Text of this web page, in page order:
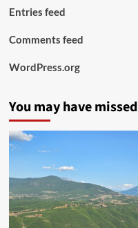
Entries feed
Comments feed
WordPress.org
You may have missed